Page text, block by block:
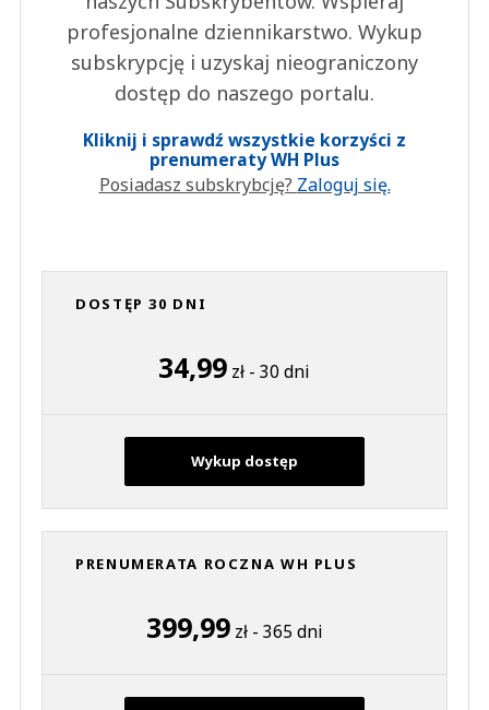
profesjonalne dziennikarstwo. Wykup
subskrypcję i uzyskaj nieograniczony
dostęp do naszego portalu.
Kliknij i sprawdź wszystkie korzyści z
prenumeraty WH Plus
Posiadasz subskrybcję? Zaloguj się.
DOSTĘP 30 DNI
34,99 zł - 30 dni
Wykup dostęp
PRENUMERATA ROCZNA WH PLUS
399,99zł - 365 dni